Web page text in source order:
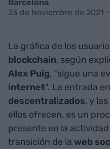
Barcelona
23 de Noviembre de 2021
La gráfica de los
blockchain, según
Alex Puig, "sigue una
internet". La entrada
descentralizados, y
ellos ofrecen, es un
presente en la
transición de la web